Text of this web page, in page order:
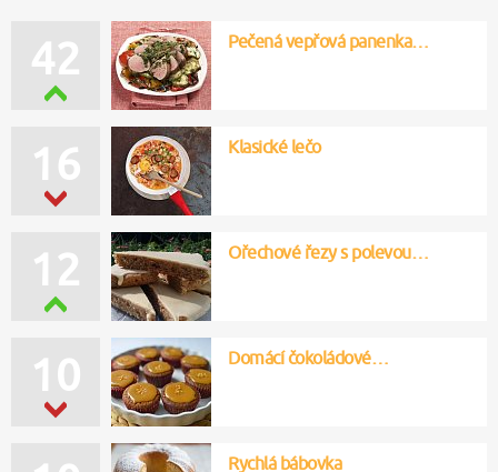
42 Pečená vepřová panenka…
16 Klasické lečo
10 Domácí čokoládové…
Rychlá bábovka
12 Ořechové řezy s polevou…